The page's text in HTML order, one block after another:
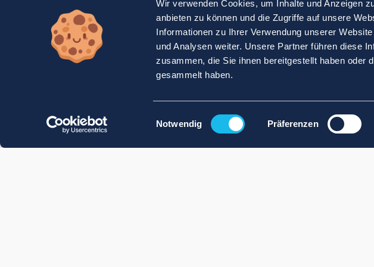
Wir verwenden Cookies, um Inhalte und Anzeigen
anbieten zu können und die Zugriffe auf unsere
Informationen zu Ihrer Verwendung unserer
und Analysen weiter. Unsere Partner führen diese
zusammen, die Sie ihnen bereitgestellt haben oder
gesammelt haben.
Einwilligungsauswahl
Notwendig Präferenzen